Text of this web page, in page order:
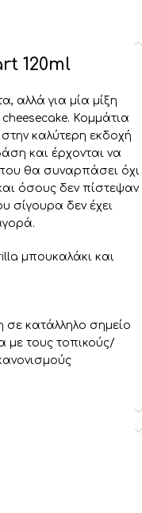
120ml
αλλά για μία μίξη
Κομμάτια
καλύτερη εκδοχή
και έρχονται να
θα συναρπάσει όχι
όσους δεν πίστεψαν
σίγουρα δεν έχει
μπουκαλάκι και
σε κατάλληλο σημείο
τους τοπικούς/